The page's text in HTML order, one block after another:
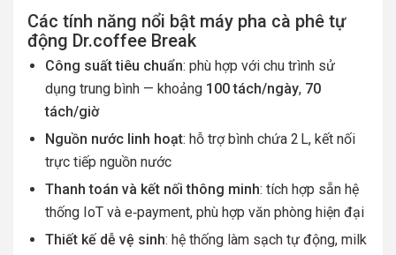
Các tính năng nổi bật máy pha cà phê tự
động Dr.coffee Break
Công suất tiêu chuẩn: phù hợp với chu trình sử
dụng trung bình — khoảng 100 tách/ngày, 70
tách/giờ
Nguồn nước linh hoạt: hỗ trợ bình chứa 2 L, kết nối
trực tiếp nguồn nước
Thanh toán và kết nối thông minh: tích hợp sẵn hệ
thống IoT và e‑payment, phù hợp văn phòng hiện đại
Thiết kế dễ vệ sinh: hệ thống làm sạch tự động, milk